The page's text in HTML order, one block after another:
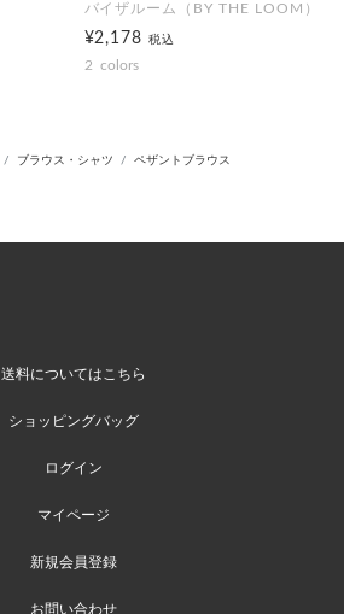
バイザルーム（BY THE LOOM）
¥2,178税込
2 colors
ブラウス・シャツ ペザントブラウス
送料についてはこちら
ショッピングバッグ
ログイン
マイページ
新規会員登録
お問い合わせ